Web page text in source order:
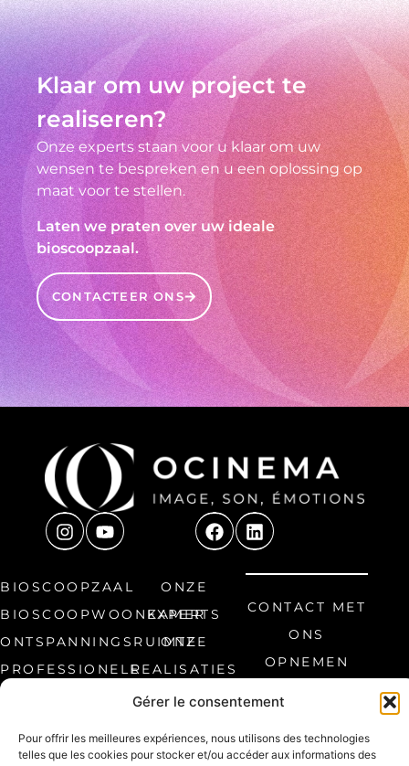
Gérer le consentement
Pour offrir les meilleures expériences, nous utilisons des technologies
telles que les cookies pour stocker et/ou accéder aux informations des
Klaar om uw project te
realiseren?
Onze experts staan voor u klaar om uw
wensen te bespreken en u een oplossing op
maat voor te stellen.
Laten we praten over uw ideale
bioscoopzaal.
CONTACTEER ONS
BIOSCOOPZAAL
BIOSCOOPWOONKAMER
ONTSPANNINGSRUIMTE
PROFESSIONELE
ONZE
EXPERTS
ONZE
REALISATIES
FAQ
CONTACT MET
ONS
OPNEMEN
Étienne
Audibert 60300
Senlis, Frankrijk